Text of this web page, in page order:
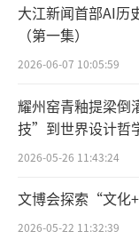
cFun、猎豹移
等38家网站
前，“‘京彩e
以及#京城24小
K赛#等微博话
4）
大江新闻首部AI历
（第一集）
2026-06-07 10:05:59
耀州窑青釉提梁
技”到世界设计哲
宇宙
2026-05-26 11:43:24
文博会探索“文化
2026-05-22 11:32:39